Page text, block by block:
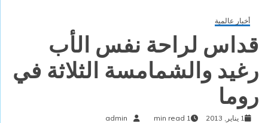
أخبار عالمية
قداس لراحة نفس الأب
رغيد والشمامسة الثلاثة في
روما
1 يناير, 2013 1 min read
admin